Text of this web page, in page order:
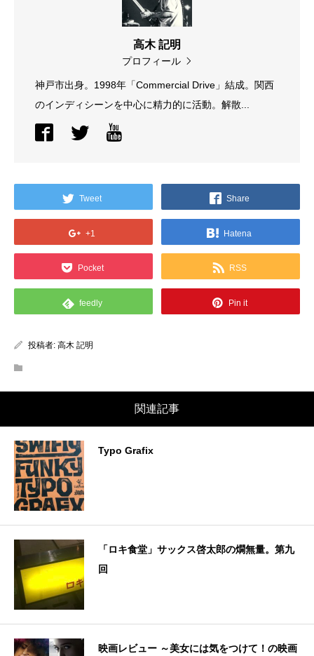
高木 記明
プロフィール
神戸市出身。1998年「Commercial Drive」結成。関西
のインディシーンを中心に精力的に活動。解散...
Tweet Share
+1 Hatena
Pocket RSS
feedly Pin it
投稿者: 高木 記明
関連記事
Typo Grafix
「ロキ食堂」サックス啓太郎の燗無量。第九
回
映画レビュー ～美女には気をつけて！の映画